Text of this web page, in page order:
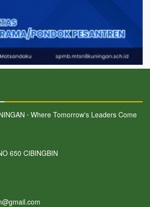
⋅ Where Tomorrow's Leaders Come
650 CIBINGBIN